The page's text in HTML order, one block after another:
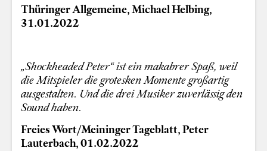
Thüringer Allgemeine, Michael Helbing,
31.01.2022
„Shockheaded Peter“ ist ein makabrer Spaß, weil
die Mitspieler die grotesken Momente großartig
ausgestalten. Und die drei Musiker zuverlässig den
Sound haben.
Freies Wort/Meininger Tageblatt, Peter
Lauterbach, 01.02.2022